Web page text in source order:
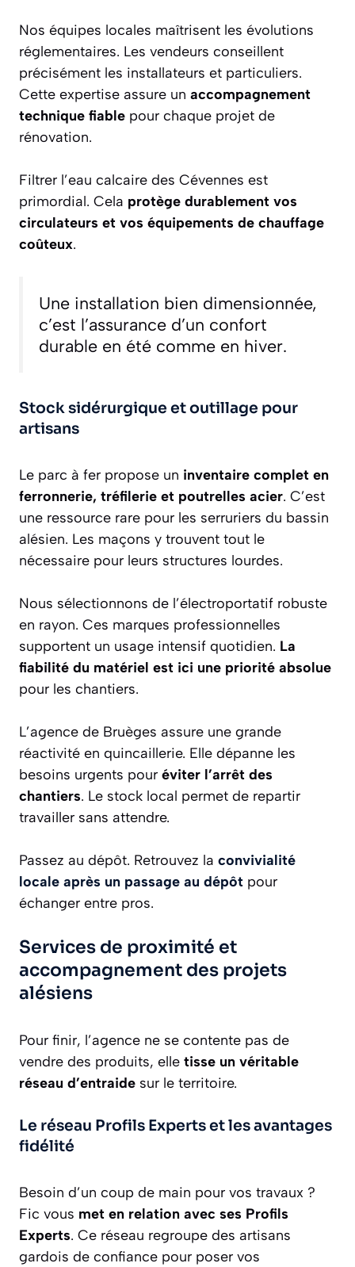
Nos équipes locales maîtrisent les évolutions
réglementaires. Les vendeurs conseillent
précisément les installateurs et particuliers.
Cette expertise assure un accompagnement
technique fiable pour chaque projet de
rénovation.
Filtrer l’eau calcaire des Cévennes est
primordial. Cela protège durablement vos
circulateurs et vos équipements de chauffage
coûteux.
Une installation bien dimensionnée,
c’est l’assurance d’un confort
durable en été comme en hiver.
Stock sidérurgique et outillage pour
artisans
Le parc à fer propose un inventaire complet en
ferronnerie, tréfilerie et poutrelles acier. C’est
une ressource rare pour les serruriers du bassin
alésien. Les maçons y trouvent tout le
nécessaire pour leurs structures lourdes.
Nous sélectionnons de l’électroportatif robuste
en rayon. Ces marques professionnelles
supportent un usage intensif quotidien. La
fiabilité du matériel est ici une priorité absolue
pour les chantiers.
L’agence de Bruèges assure une grande
réactivité en quincaillerie. Elle dépanne les
besoins urgents pour éviter l’arrêt des
chantiers. Le stock local permet de repartir
travailler sans attendre.
Passez au dépôt. Retrouvez la convivialité
locale après un passage au dépôt pour
échanger entre pros.
Services de proximité et
accompagnement des projets
alésiens
Pour finir, l’agence ne se contente pas de
vendre des produits, elle tisse un véritable
réseau d’entraide sur le territoire.
Le réseau Profils Experts et les avantages
fidélité
Besoin d’un coup de main pour vos travaux ?
Fic vous met en relation avec ses Profils
Experts. Ce réseau regroupe des artisans
gardois de confiance pour poser vos